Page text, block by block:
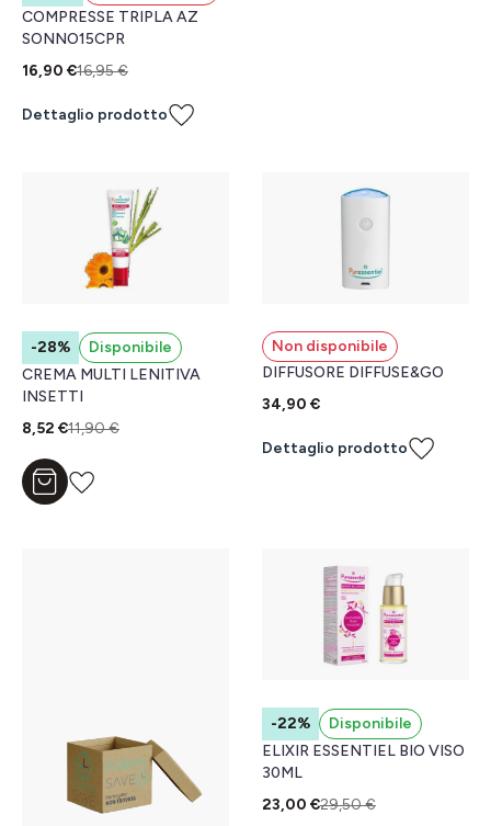
COMPRESSE TRIPLA AZ
SONNO15CPR
16,90 €16,95 €
Dettaglio prodotto
-28%
Disponibile
CREMA MULTI LENITIVA
INSETTI
8,52 €11,90 €
Aggiungi al carrello
Non disponibile
DIFFUSORE DIFFUSE&GO
34,90 €
Dettaglio prodotto
-22%
Disponibile
ELIXIR ESSENTIEL BIO VISO
30ML
23,00 €29,50 €